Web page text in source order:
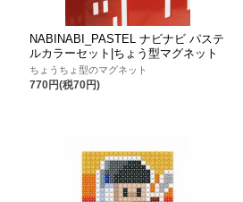
NABINABI_PASTEL ナビナビ パステ
ルカラーセット|ちょう型マグネット
ちょうちょ型のマグネット
770円(税70円)